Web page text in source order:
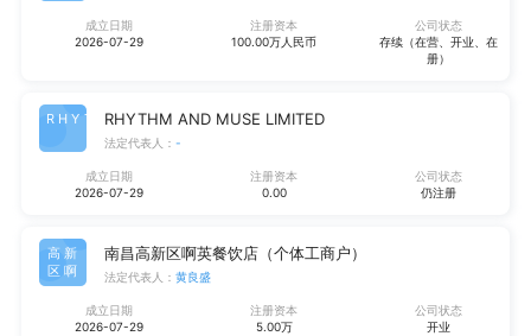
成立日期
2026-07-29
注册资本
100.00万人民币
公司状态
存续（在营、开业、在
册）
RHYT RHYTHM AND MUSE LIMITED
法定代表人： -
成立日期
2026-07-29
注册资本
0.00
公司状态
仍注册
高新
区啊
南昌高新区啊英餐饮店（个体工商户）
法定代表人： 黄良盛
成立日期
2026-07-29
注册资本
5.00万
公司状态
开业